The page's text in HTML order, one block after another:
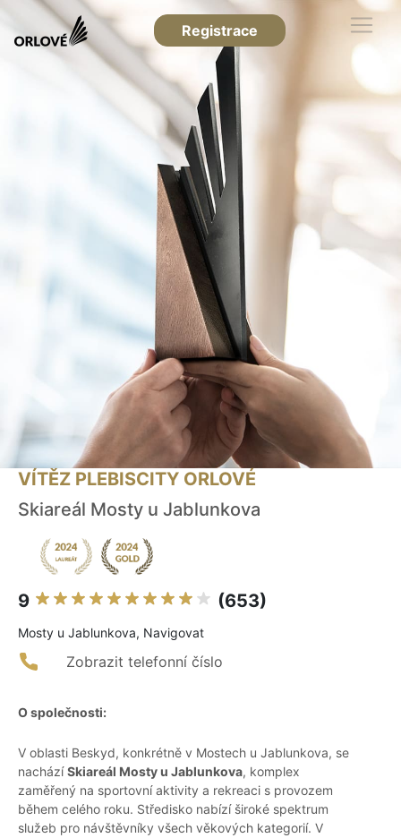
Registrace
VÍTĚZ PLEBISCITY ORLOVÉ
Skiareál Mosty u Jablunkova
9 (653)
Mosty u Jablunkova, Navigovat
Zobrazit telefonní číslo
O společnosti:
V oblasti Beskyd, konkrétně v Mostech u Jablunkova, se
nacházíSkiareál Mosty u Jablunkova, komplex
zaměřený na sportovní aktivity a rekreaci s provozem
během celého roku. Středisko nabízí široké spektrum
služeb pro návštěvníky všech věkových kategorií. V